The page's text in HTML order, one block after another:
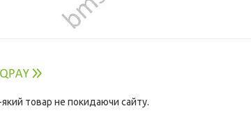
товар не покидаючи сайту.